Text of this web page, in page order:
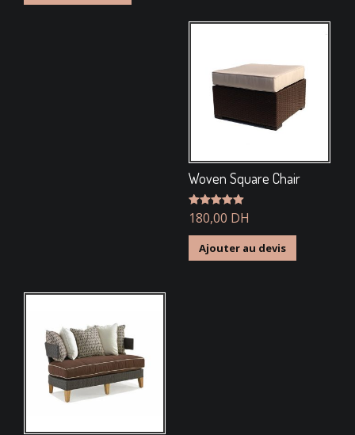
Woven Square Chair
Note 5.00
sur 5
180,00 DH
Ajouter au devis